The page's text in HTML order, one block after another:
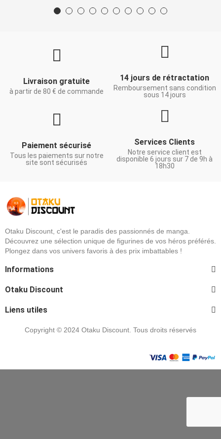
Livraison gratuite
à partir de 80 € de commande
14 jours de rétractation
Remboursement sans condition
sous 14 jours
Paiement sécurisé
Tous les paiements sur notre
site sont sécurisés
Services Clients
Notre service client est
disponible 6 jours sur 7 de 9h à
18h30
Otaku Discount, c'est le paradis des passionnés de manga.
Découvrez une sélection unique de figurines de vos héros préférés.
Plongez dans vos univers favoris à des prix imbattables !
Informations
Otaku Discount
Liens utiles
Copyright © 2024 Otaku Discount. Tous droits réservés